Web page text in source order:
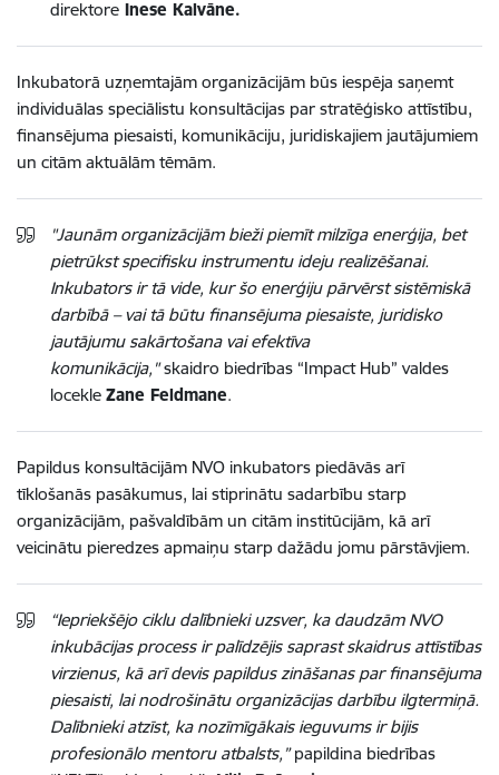
direktore Inese Kalvāne.
Inkubatorā uzņemtajām organizācijām būs iespēja saņemt
individuālas speciālistu konsultācijas par stratēģisko attīstību,
finansējuma piesaisti, komunikāciju, juridiskajiem jautājumiem
un citām aktuālām tēmām.
"Jaunām organizācijām bieži piemīt milzīga enerģija, bet
pietrūkst specifisku instrumentu ideju realizēšanai.
Inkubators ir tā vide, kur šo enerģiju pārvērst sistēmiskā
darbībā – vai tā būtu finansējuma piesaiste, juridisko
jautājumu sakārtošana vai efektīva
komunikācija,"skaidro biedrības “Impact Hub” valdes
locekle Zane Feldmane.
Papildus konsultācijām NVO inkubators piedāvās arī
tīklošanās pasākumus, lai stiprinātu sadarbību starp
organizācijām, pašvaldībām un citām institūcijām, kā arī
veicinātu pieredzes apmaiņu starp dažādu jomu pārstāvjiem.
“Iepriekšējo ciklu dalībnieki uzsver, ka daudzām NVO
inkubācijas process ir palīdzējis saprast skaidrus attīstības
virzienus, kā arī devis papildus zināšanas par finansējuma
piesaisti, lai nodrošinātu organizācijas darbību ilgtermiņā.
Dalībnieki atzīst, ka nozīmīgākais ieguvums ir bijis
profesionālo mentoru atbalsts,”papildina biedrības